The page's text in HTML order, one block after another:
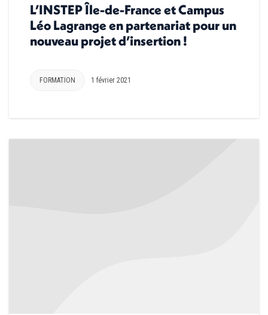
L’INSTEP Île-de-France et Campus
Léo Lagrange en partenariat pour un
nouveau projet d’insertion !
FORMATION 1 février 2021